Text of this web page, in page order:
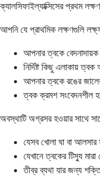
ক্যালসিফাইল্যাক্সিসের প্রথম
আপনি যে প্রাথমিক লক্ষণগুলি
আপনার ত্বকে বেদনাদায়ক
নির্দিষ্ট কিছু এলাকায়
আপনার ত্বকে রঙের
ত্বক ক্রমশ সংবেদনশীল
অবস্থাটি অগ্রসর হওয়ার সাথে
যেসব খোলা ঘা বা আলসার
যেখানে ত্বকের টিস্যু মারা
তীব্র ব্যথা যার জন্য